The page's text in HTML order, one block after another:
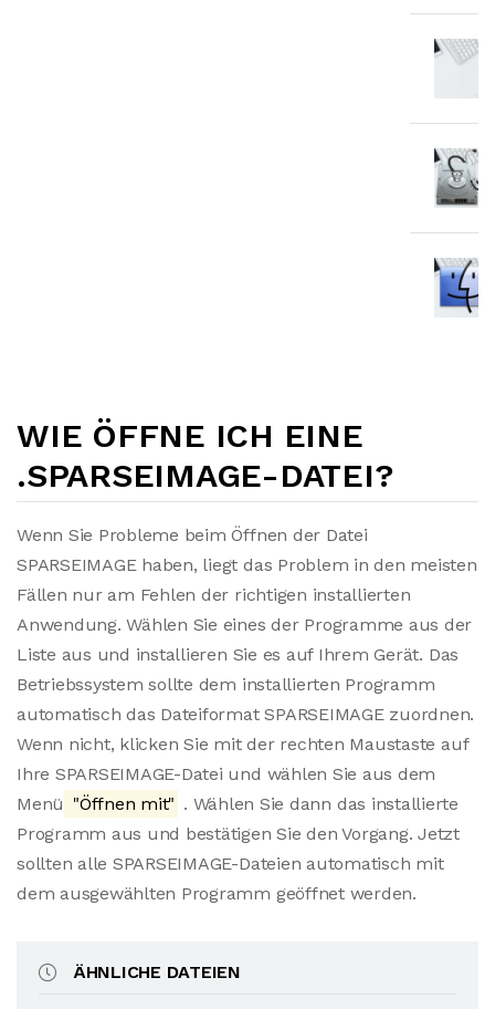
WIE ÖFFNE ICH EINE
.SPARSEIMAGE-DATEI?
Wenn Sie Probleme beim Öffnen der Datei
SPARSEIMAGE haben, liegt das Problem in den meisten
Fällen nur am Fehlen der richtigen installierten
Anwendung. Wählen Sie eines der Programme aus der
Liste aus und installieren Sie es auf Ihrem Gerät. Das
Betriebssystem sollte dem installierten Programm
automatisch das Dateiformat SPARSEIMAGE zuordnen.
Wenn nicht, klicken Sie mit der rechten Maustaste auf
Ihre SPARSEIMAGE-Datei und wählen Sie aus dem
Menü "Öffnen mit" . Wählen Sie dann das installierte
Programm aus und bestätigen Sie den Vorgang. Jetzt
sollten alle SPARSEIMAGE-Dateien automatisch mit
dem ausgewählten Programm geöffnet werden.
ÄHNLICHE DATEIEN